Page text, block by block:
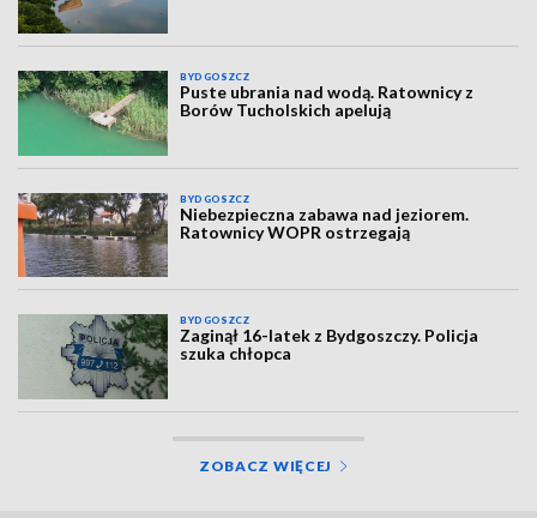
BYDGOSZCZ
Puste ubrania nad wodą. Ratownicy z
Borów Tucholskich apelują
BYDGOSZCZ
Niebezpieczna zabawa nad jeziorem.
Ratownicy WOPR ostrzegają
BYDGOSZCZ
Zaginął 16-latek z Bydgoszczy. Policja
szuka chłopca
ZOBACZ WIĘCEJ